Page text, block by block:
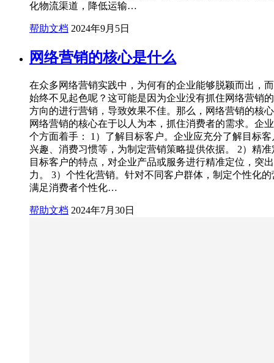
化物流渠道，降低运输…
帮助文档 2024年9月5日
网络营销的核心是什么
在众多网络营销实践中，为何有的企业能够脱颖而出，
始终不见起色呢？这可能是因为企业没有抓住网络营销
方向的进行营销，导致效果不佳。那么，网络营销的核
网络营销的核心在于以人为本，抓住消费者的需求。企
个方面着手： 1）了解目标客户。企业应充分了解目标
兴趣、消费习惯等，为制定营销策略提供依据。 2）精
目标客户的特点，对企业产品或服务进行精准定位，突
力。 3）个性化营销。针对不同客户群体，制定个性化
满足消费者个性化…
帮助文档 2024年7月30日